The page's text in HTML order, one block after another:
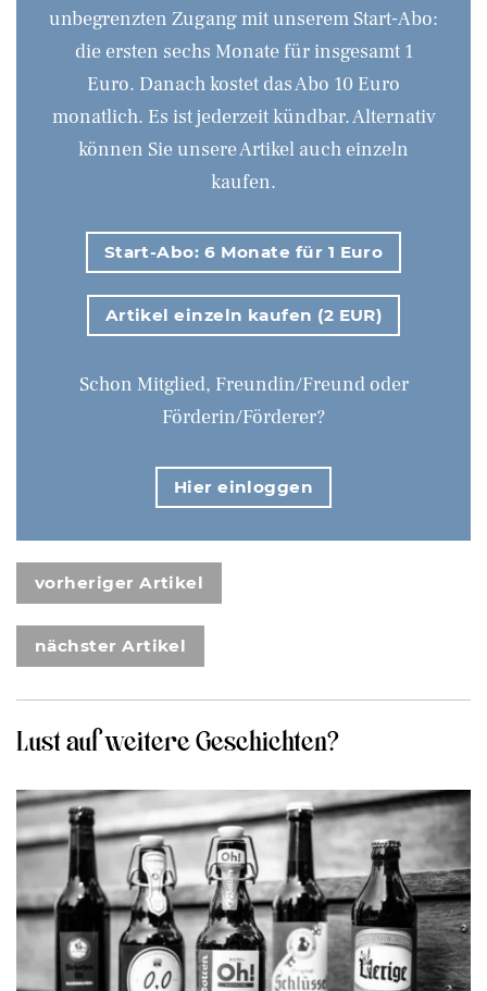
unbegrenzten Zugang mit unserem Start-Abo:
die ersten sechs Monate für insgesamt 1
Euro. Danach kostet das Abo 10 Euro
monatlich. Es ist jederzeit kündbar. Alternativ
können Sie unsere Artikel auch einzeln
kaufen.
Start-Abo: 6 Monate für 1 Euro
Artikel einzeln kaufen (2 EUR)
Schon Mitglied, Freundin/Freund oder
Förderin/Förderer?
Hier einloggen
vorheriger Artikel
nächster Artikel
Lust auf weitere Geschichten?